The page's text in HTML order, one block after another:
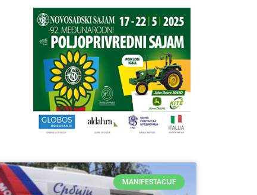
MANIFESTACIJE